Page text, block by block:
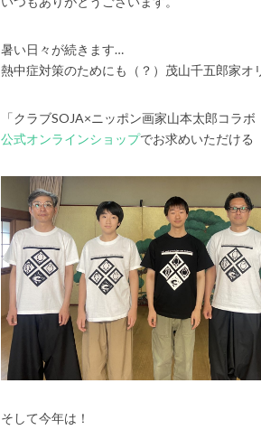
暑い日々が続きます…
熱中症対策のためにも（？）茂山千五郎家オ
「クラブSOJA×ニッポン画家山本太郎コラ
公式オンラインショップでお求めいただける
そして今年は！